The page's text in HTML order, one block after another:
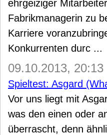
ehrgeiziger
Fabrikmanagerin zu
Karriere
Konkurrenten durc ...
09.10.2013, 20:13
Spieltest: Asgard
Vor uns liegt mit
was den einen oder
überrascht, denn